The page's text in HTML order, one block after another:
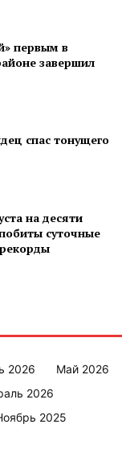
первым в
завершил
спас тонущего
на десяти
суточные
2026
Май 2026
2026
2025